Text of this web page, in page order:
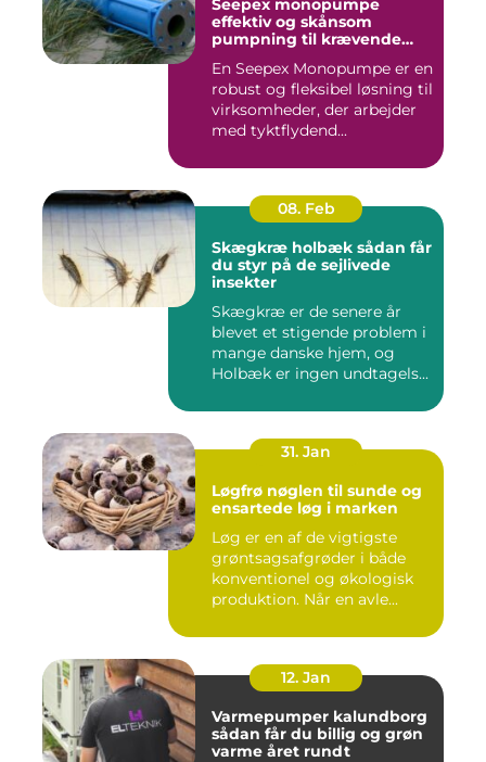
Seepex monopumpe
effektiv og skånsom
pumpning til krævende
En Seepex Monopumpe er en
robust og fleksibel løsning til
virksomheder, der arbejder
med tyktflydend...
08. Feb
Skægkræ holbæk sådan får
du styr på de sejlivede
insekter
Skægkræ er de senere år
blevet et stigende problem i
mange danske hjem, og
Holbæk er ingen undtagels...
31. Jan
Løgfrø nøglen til sunde og
ensartede løg i marken
Løg er en af de vigtigste
grøntsagsafgrøder i både
konventionel og økologisk
produktion. Når en avle...
12. Jan
Varmepumper kalundborg
sådan får du billig og grøn
varme året rundt